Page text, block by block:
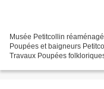
Musée Petitcollin
Poupées et baigneurs
Travaux Poupées